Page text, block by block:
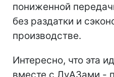
пониженной
без раздатки и
производстве.
Интересно, что эта
вместе с ЛуАЗами -